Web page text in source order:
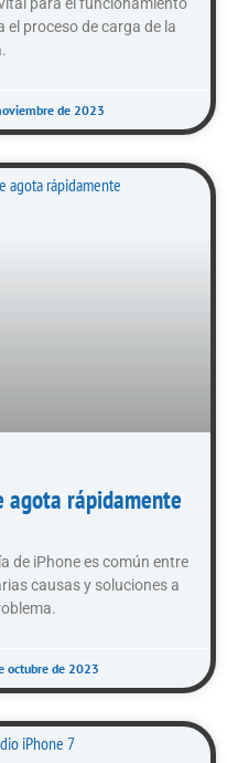
el proceso de carga de la
de 2023
agota rápidamente
de iPhone es común entre
causas y soluciones a
octubre de 2023